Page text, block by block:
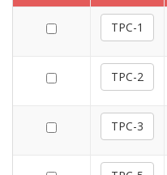
TPC-1
TPC-2
TPC-3